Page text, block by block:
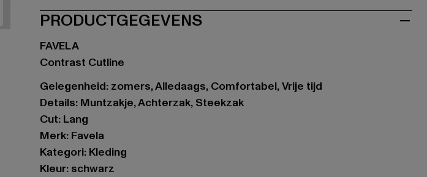
PRODUCTGEGEVENS
FAVELA
Contrast Cutline
Gelegenheid: zomers, Alledaags, Comfortabel, Vrije tijd
Details: Muntzakje, Achterzak, Steekzak
Cut: Lang
Merk: Favela
Kategori: Kleding
Kleur: schwarz